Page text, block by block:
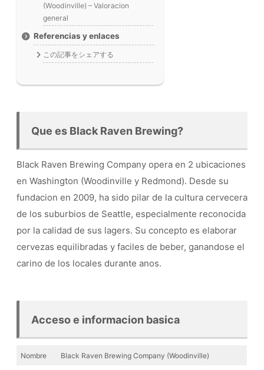
(Woodinville) – Valoracion
general
Referencias y enlaces
この記事をシェアする
Que es Black Raven Brewing?
Black Raven Brewing Company opera en 2 ubicaciones
en Washington (Woodinville y Redmond). Desde su
fundacion en 2009, ha sido pilar de la cultura cervecera
de los suburbios de Seattle, especialmente reconocida
por la calidad de sus lagers. Su concepto es elaborar
cervezas equilibradas y faciles de beber, ganandose el
carino de los locales durante anos.
Acceso e informacion basica
Nombre Black Raven Brewing Company (Woodinville)